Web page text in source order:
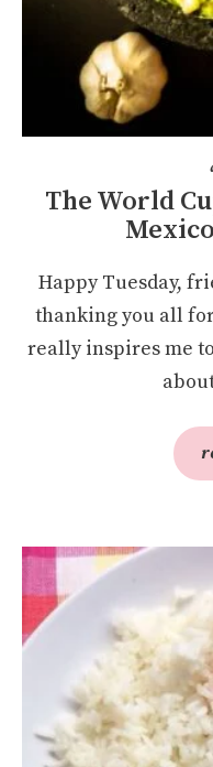
The World
Happy Tuesday,
thanking you all
really inspires me